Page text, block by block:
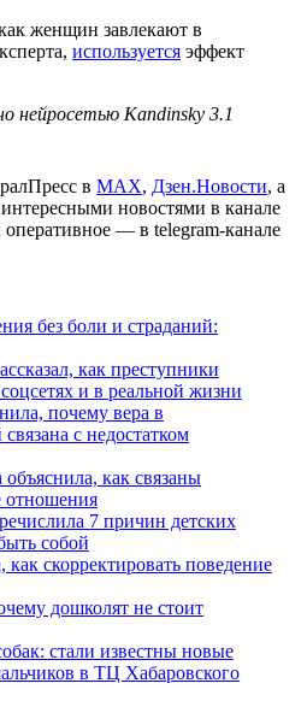
женщин завлекают в
используется эффект
нейросетью Kandinsky 3.1
в МАХ, Дзен.Новости, а
новостями в канале
— в telegram-канале
без боли и страданий:
как преступники
и в реальной жизни
почему вера в
с недостатком
как связаны
отношения
7 причин детских
собой
как скорректировать поведение
дошколят не стоит
стали известны новые
в ТЦ Хабаровского